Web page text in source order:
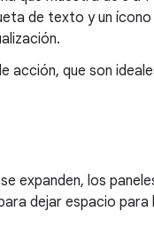
de texto y un
acción, que son
expanden, los
dejar espacio para